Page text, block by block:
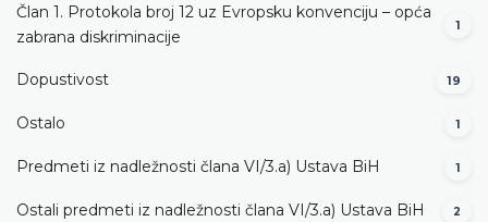
Član 1. Protokola broj 12 uz Evropsku konvenciju – opća
zabrana diskriminacije
1
Dopustivost 19
Ostalo 1
Predmeti iz nadležnosti člana VI/3.а) Ustava BiH 1
Ostali predmeti iz nadležnosti člana VI/3.а) Ustava BiH 2